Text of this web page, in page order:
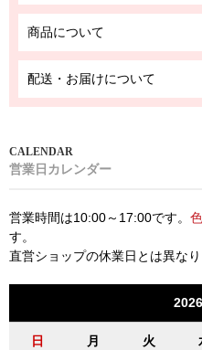
商品について
配送・お届けについて
営業日カレンダー
営業時間は10:00～17:00です。
す。
直営ショップの休業日とは異なり
日 月 火